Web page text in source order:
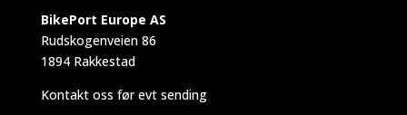
BikePort Europe AS
Rudskogenveien 86
1894 Rakkestad
Kontakt oss før evt sending